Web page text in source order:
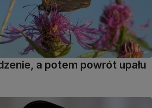
a potem powrót upału